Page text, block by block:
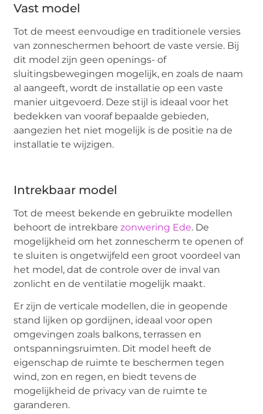
Vast model
Tot de meest eenvoudige en traditionele versies
van zonneschermen behoort de vaste versie. Bij
dit model zijn geen openings- of
sluitingsbewegingen mogelijk, en zoals de naam
al aangeeft, wordt de installatie op een vaste
manier uitgevoerd. Deze stijl is ideaal voor het
bedekken van vooraf bepaalde gebieden,
aangezien het niet mogelijk is de positie na de
installatie te wijzigen.
Intrekbaar model
Tot de meest bekende en gebruikte modellen
behoort de intrekbarezonwering Ede. De
mogelijkheid om het zonnescherm te openen of
te sluiten is ongetwijfeld een groot voordeel van
het model, dat de controle over de inval van
zonlicht en de ventilatie mogelijk maakt.
Er zijn de verticale modellen, die in geopende
stand lijken op gordijnen, ideaal voor open
omgevingen zoals balkons, terrassen en
ontspanningsruimten. Dit model heeft de
eigenschap de ruimte te beschermen tegen
wind, zon en regen, en biedt tevens de
mogelijkheid de privacy van de ruimte te
garanderen.